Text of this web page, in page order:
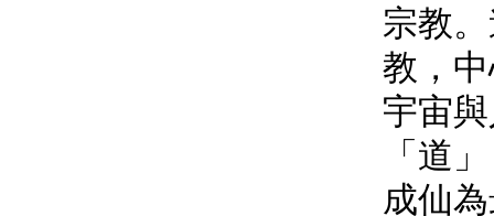
宗教
教，
宇宙
「道
成仙